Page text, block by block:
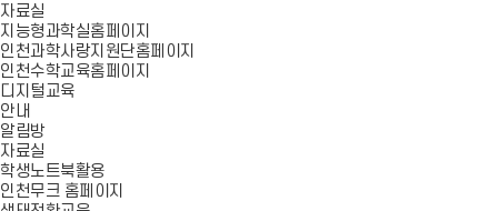
자료실
지능형과학실홈페이지
인천과학사랑지원단홈페이지
인천수학교육홈페이지
디지털교육
안내
알림방
자료실
학생노트북활용
인천무크 홈페이지